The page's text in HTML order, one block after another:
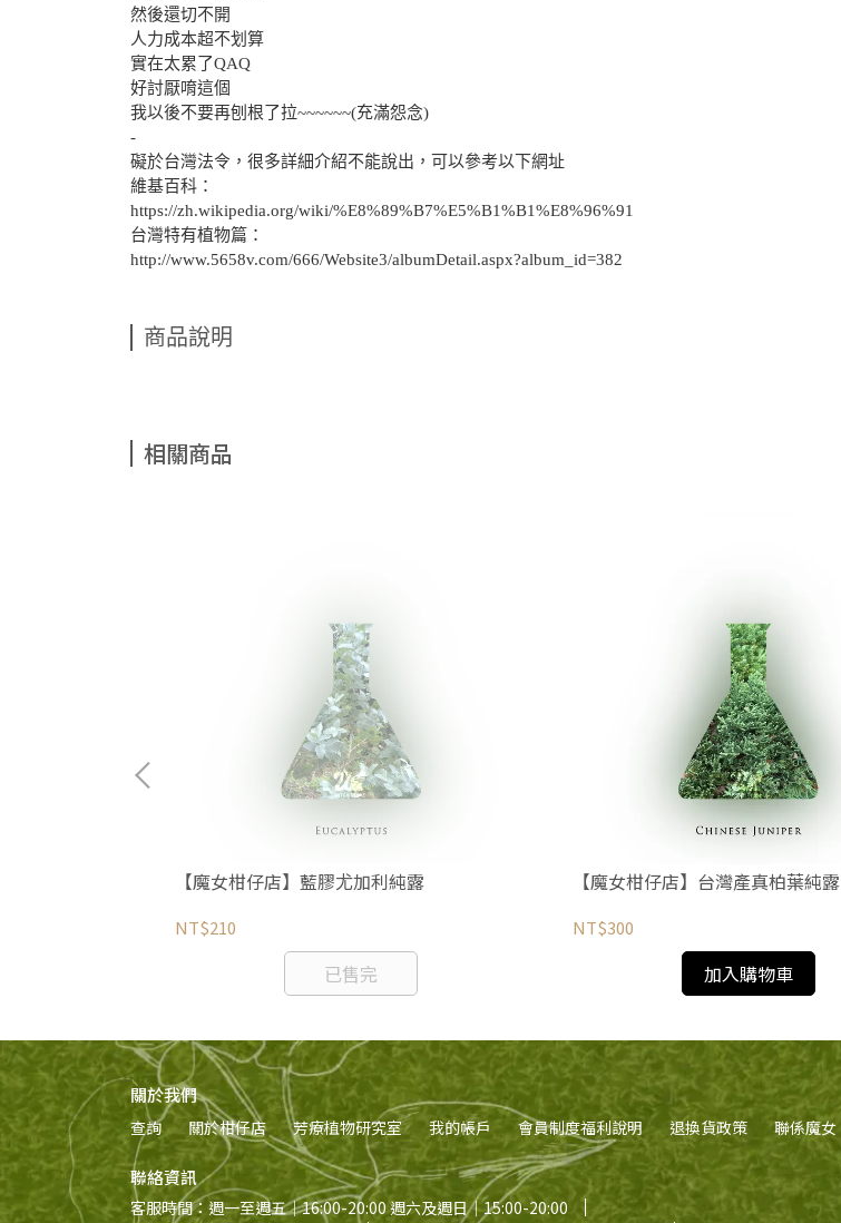
然後還切不開
人力成本超不划算
實在太累了QAQ
好討厭唷這個
我以後不要再刨根了拉~~~~~~(充滿怨念)
-
礙於台灣法令，很多詳細介紹不能說出，可以參考以下網址
維基百科：
https://zh.wikipedia.org/wiki/%E8%89%B7%E5%B1%B1%E8%96%91
台灣特有植物篇：
http://www.5658v.com/666/Website3/albumDetail.aspx?album_id=382
商品說明
相關商品
【魔女柑仔店】藍膠尤加利純露
NT$210
已售完
【魔女柑仔店】台灣產真柏葉純露
NT$300
加入購物車
關於我們
查詢 關於柑仔店 芳療植物研究室 我的帳戶 會員制度福利說明 退換貨政策 聯係魔女
聯絡資訊
客服時間：週一至週五｜16:00-20:00 週六及週日｜15:00-20:00